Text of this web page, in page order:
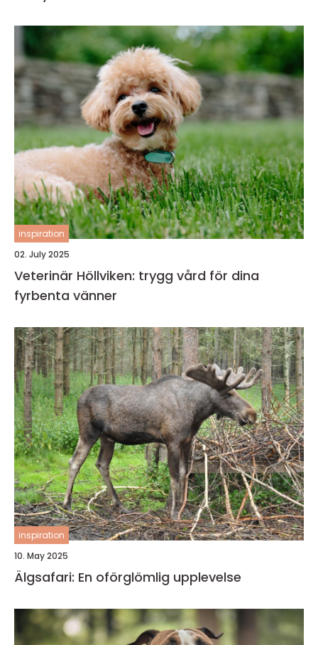
inspiration
02. July 2025
Veterinär Höllviken: trygg vård för dina
fyrbenta vänner
inspiration
10. May 2025
Älgsafari: En oförglömlig upplevelse